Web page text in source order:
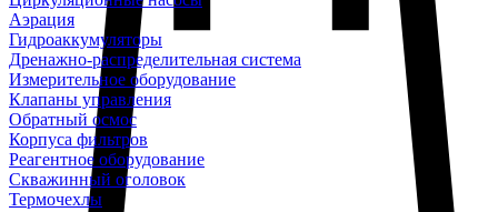
Аэрация
Гидроаккумуляторы
Дренажно-распределительная система
Измерительное оборудование
Клапаны управления
Обратный осмос
Корпуса фильтров
Реагентное оборудование
Скважинный оголовок
Термочехлы